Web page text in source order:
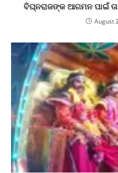
ବିଘ୍ନରାଜଙ୍କ ଆଗମନ ପାଇଁ
August